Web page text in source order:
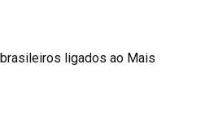
ligados ao Mais